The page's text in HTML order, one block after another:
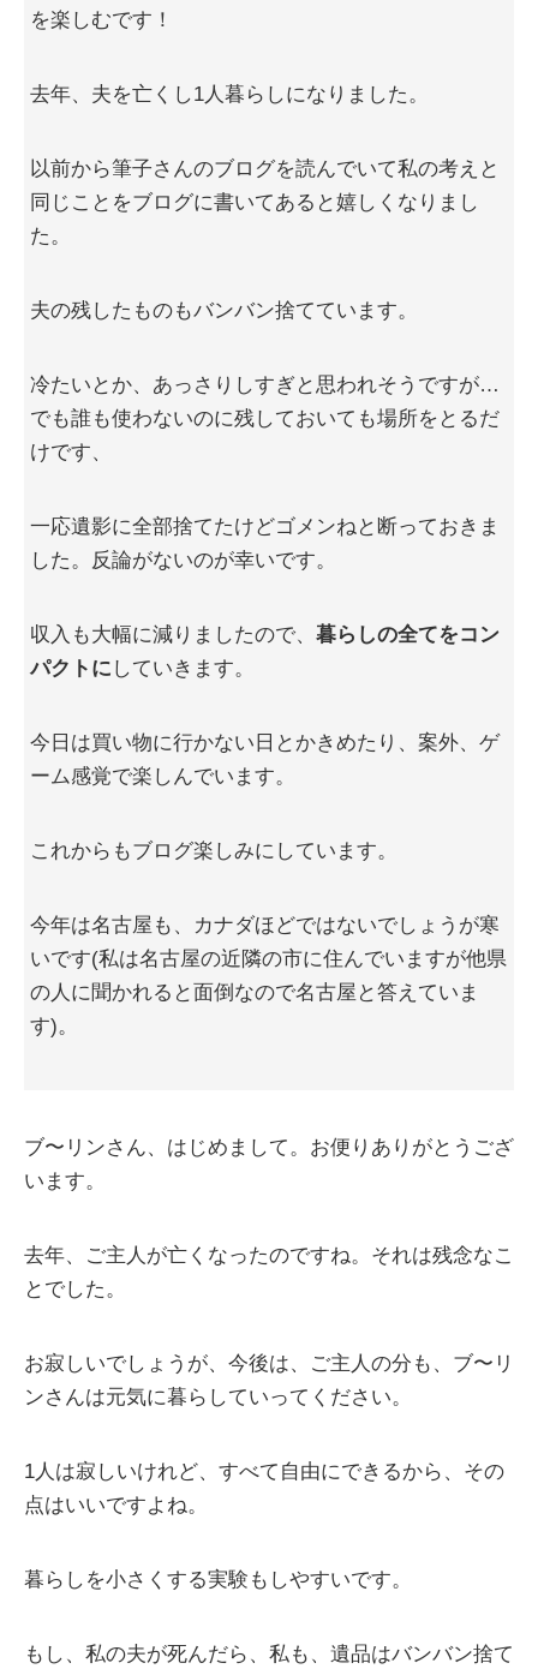
を楽しむです！
去年、夫を亡くし1人暮らしになりました。
以前から筆子さんのブログを読んでいて私の考えと
同じことをブログに書いてあると嬉しくなりまし
た。
夫の残したものもバンバン捨てています。
冷たいとか、あっさりしすぎと思われそうですが…
でも誰も使わないのに残しておいても場所をとるだ
けです、
一応遺影に全部捨てたけどゴメンねと断っておきま
した。反論がないのが幸いです。
収入も大幅に減りましたので、 暮らしの全てをコン
パクトに していきます。
今日は買い物に行かない日とかきめたり、案外、ゲ
ーム感覚で楽しんでいます。
これからもブログ楽しみにしています。
今年は名古屋も、カナダほどではないでしょうが寒
いです(私は名古屋の近隣の市に住んでいますが他県
の人に聞かれると面倒なので名古屋と答えていま
す)。
ブ〜リンさん、はじめまして。お便りありがとうござ
います。
去年、ご主人が亡くなったのですね。それは残念なこ
とでした。
お寂しいでしょうが、今後は、ご主人の分も、ブ〜リ
ンさんは元気に暮らしていってください。
1人は寂しいけれど、すべて自由にできるから、その
点はいいですよね。
暮らしを小さくする実験もしやすいです。
もし、私の夫が死んだら、私も、遺品はバンバン捨て